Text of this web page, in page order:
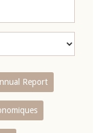
Report